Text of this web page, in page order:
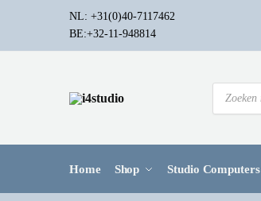
NL: +31(0)40-7117462
BE:+32-11-948814
Home Shop Studio Computers